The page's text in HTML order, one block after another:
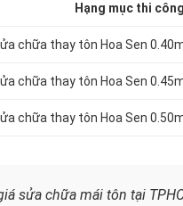
Hạng mục thi công
chữa thay tôn Hoa Sen
chữa thay tôn Hoa Sen
chữa thay tôn Hoa Sen
sửa chữa mái tôn tại